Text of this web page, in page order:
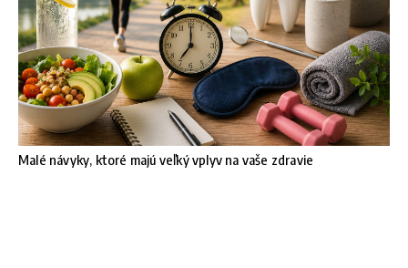
Malé návyky, ktoré majú veľký vplyv na vaše zdravie